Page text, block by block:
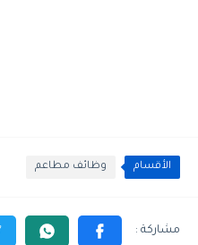
الأقسام وظائف مطاعم